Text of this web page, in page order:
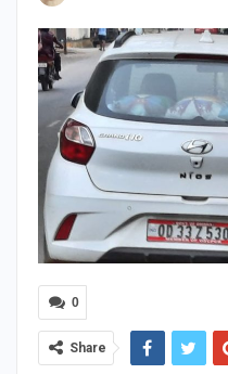
0
Share